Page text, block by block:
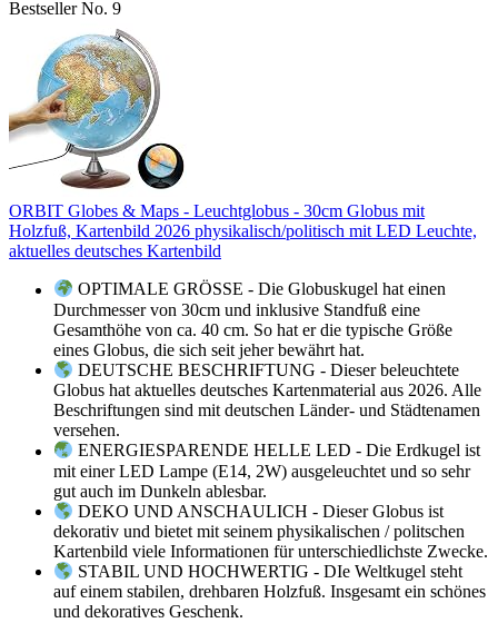
Bestseller No. 9
ORBIT Globes & Maps - Leuchtglobus - 30cm Globus mit
Holzfuß, Kartenbild 2026 physikalisch/politisch mit LED Leuchte,
aktuelles deutsches Kartenbild
OPTIMALE GRÖSSE - Die Globuskugel hat einen
Durchmesser von 30cm und inklusive Standfuß eine
Gesamthöhe von ca. 40 cm. So hat er die typische Größe
eines Globus, die sich seit jeher bewährt hat.
DEUTSCHE BESCHRIFTUNG - Dieser beleuchtete
Globus hat aktuelles deutsches Kartenmaterial aus 2026. Alle
Beschriftungen sind mit deutschen Länder- und Städtenamen
versehen.
ENERGIESPARENDE HELLE LED - Die Erdkugel ist
mit einer LED Lampe (E14, 2W) ausgeleuchtet und so sehr
gut auch im Dunkeln ablesbar.
DEKO UND ANSCHAULICH - Dieser Globus ist
dekorativ und bietet mit seinem physikalischen / politschen
Kartenbild viele Informationen für unterschiedlichste Zwecke.
STABIL UND HOCHWERTIG - DIe Weltkugel steht
auf einem stabilen, drehbaren Holzfuß. Insgesamt ein schönes
und dekoratives Geschenk.